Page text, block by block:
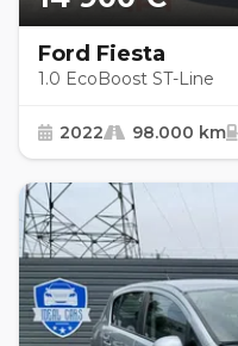
Ford Fiesta
1.0 EcoBoost ST-Line
2022 98.000 km